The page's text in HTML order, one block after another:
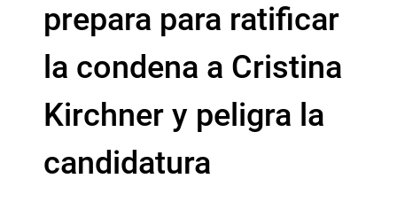
prepara para ratificar
la condena a Cristina
Kirchner y peligra la
candidatura